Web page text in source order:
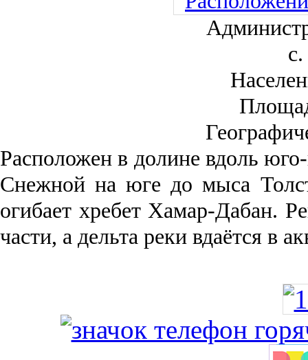
Рас­положен в долине вдоль
Снежной на юге до мыса
огибает хребет Хамар-Дабан.
части, а дельта реки вда­ётся в